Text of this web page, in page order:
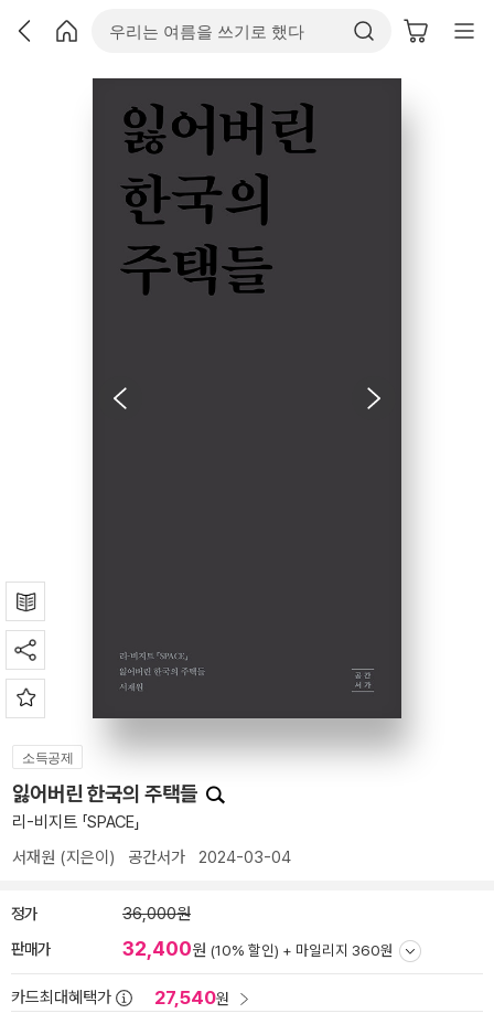
소득공제
잃어버린 한국의 주택들
리-비지트 「SPACE」
서재원 (지은이) 공간서가 2024-03-04
정가 36,000원
판매가 32,400원 (10% 할인) + 마일리지 360원
카드최대혜택가 27,540원